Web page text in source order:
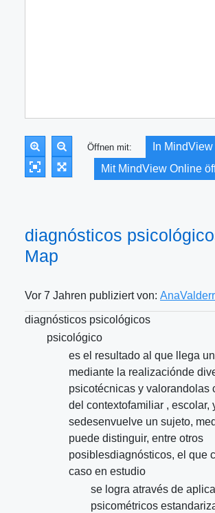
Öffnen mit:
In
Mit MindView Online
diagnósticos
Map
Vor 7 Jahren publiziert von:
diagnósticos psicológicos
psicológico
es el resultado al que llega
mediante la realizaciónde
psicotécnicas y valorandolas
del contextofamiliar , escolar,
sedesenvuelve un sujeto,
puede distinguir, entre otros
posiblesdiagnósticos, el que
caso en estudio
se logra através de
psicométricos